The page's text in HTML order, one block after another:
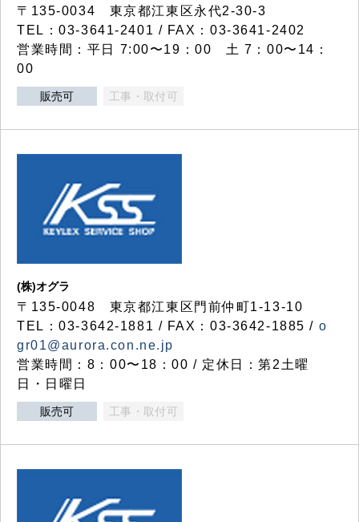
〒135-0034 東京都江東区永代2-30-3
TEL：03-3641-2401 / FAX：03-3641-2402
営業時間：平日 7:00〜19：00 土 7：00〜14：
00
販売可 工事・取付可
(株)オグラ
〒135-0048 東京都江東区門前仲町1-13-10
TEL：03-3642-1881 / FAX：03-3642-1885 / o
gr01@aurora.con.ne.jp
営業時間：8：00〜18：00 / 定休日：第2土曜
日・日曜日
販売可 工事・取付可